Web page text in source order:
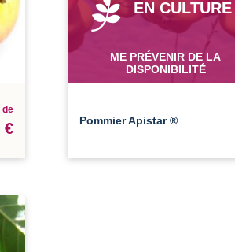
de
€
EN CULTURE
ME PRÉVENIR DE LA
DISPONIBILITÉ
Pommier Apistar ®